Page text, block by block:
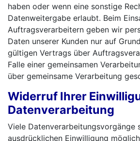
haben oder wenn eine sonstige
Datenweitergabe erlaubt. Beim
Auftragsverarbeitern geben wir
Daten unserer Kunden nur auf
gültigen Vertrags über
Falle einer gemeinsamen
über gemeinsame Verarbeitung
Widerruf Ihrer
Datenverarbeitung
Viele Datenverarbeitungsvorgänge
ausdrücklichen Einwilligung